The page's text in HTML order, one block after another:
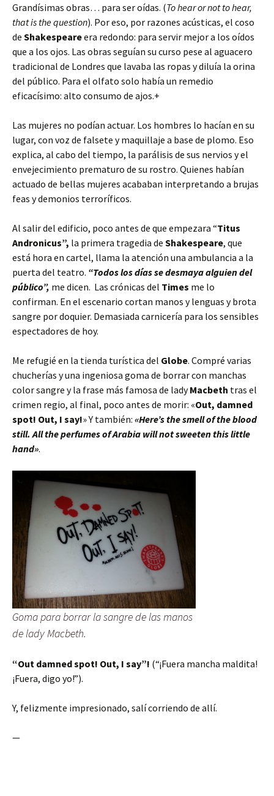
Grandísimas obras… para ser oídas. (To hear or not to hear,
that is the question). Por eso, por razones acústicas, el coso
de Shakespeareera redondo: para servir mejor a los oídos
que a los ojos. Las obras seguían su curso pese al aguacero
tradicional de Londres que lavaba las ropas y diluía la orina
del público. Para el olfato solo había un remedio
eficacísimo: alto consumo de ajos.+
Las mujeres no podían actuar. Los hombres lo hacían en su
lugar, con voz de falsete y maquillaje a base de plomo. Eso
explica, al cabo del tiempo, la parálisis de sus nervios y el
envejecimiento prematuro de su rostro. Quienes habían
actuado de bellas mujeres acababan interpretando a brujas
feas y demonios terroríficos.
Al salir del edificio, poco antes de que empezara “Titus
Andronicus”, la primera tragedia de Shakespeare, que
está hora en cartel, llama la atención una ambulancia a la
puerta del teatro. “Todos los días se desmaya alguien del
público”, me dicen. Las crónicas del Times me lo
confirman. En el escenario cortan manos y lenguas y brota
sangre por doquier. Demasiada carnicería para los sensibles
espectadores de hoy.
Me refugié en la tienda turística del Globe. Compré varias
chucherías y una ingeniosa goma de borrar con manchas
color sangre y la frase más famosa de ladyMacbeth tras el
crimen regio, al final, poco antes de morir: «Out, damned
spot! Out, I say!» Y también: «Here’s the smell of the blood
still. All the perfumes of Arabia will not sweeten this little
hand».
Goma para borrar la sangre de las manos
de lady Macbeth.
“Out damned spot! Out, I say”! (“¡Fuera mancha maldita!
¡Fuera, digo yo!”).
Y, felizmente impresionado, salí corriendo de allí.
—